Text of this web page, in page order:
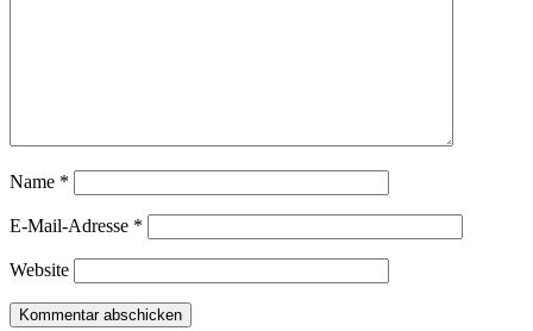
Name *
E-Mail-Adresse *
Website